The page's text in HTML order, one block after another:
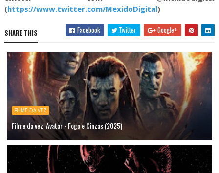
(https://www.twitter.com/MexidoDigital)
SHARE THIS Facebook Twitter Google+
FILME DA VEZ
Filme da vez: Avatar - Fogo e Cinzas (2025)